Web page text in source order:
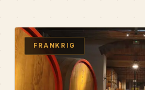
FRANKRIG